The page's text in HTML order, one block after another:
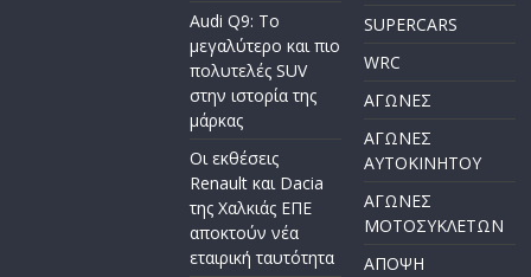
Audi Q9: Το
μεγαλύτερο και πιο
πολυτελές SUV
στην ιστορία της
μάρκας
Οι εκθέσεις
Renault και Dacia
της Χαλκιάς ΕΠΕ
αποκτούν νέα
εταιρική ταυτότητα
SUPERCARS
WRC
ΑΓΩΝΕΣ
ΑΓΩΝΕΣ
AYTOKINHTOY
ΑΓΩΝΕΣ
ΜΟΤΟΣΥΚΛΕΤΩΝ
ΑΠΟΨΗ